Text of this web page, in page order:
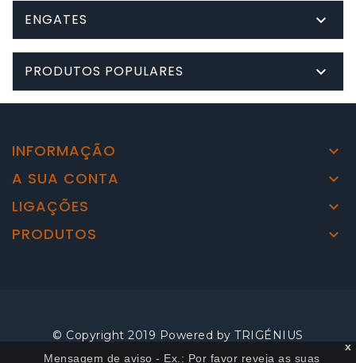
ENGATES 
PRODUTOS POPULARES 
INFORMAÇÃO 
A SUA CONTA 
LIGAÇÕES 
PRODUTOS 
© Copyright 2019 Powered byTRIGÉNIUS
x
Mensagem de aviso - Ex.: Por favor reveja as suas